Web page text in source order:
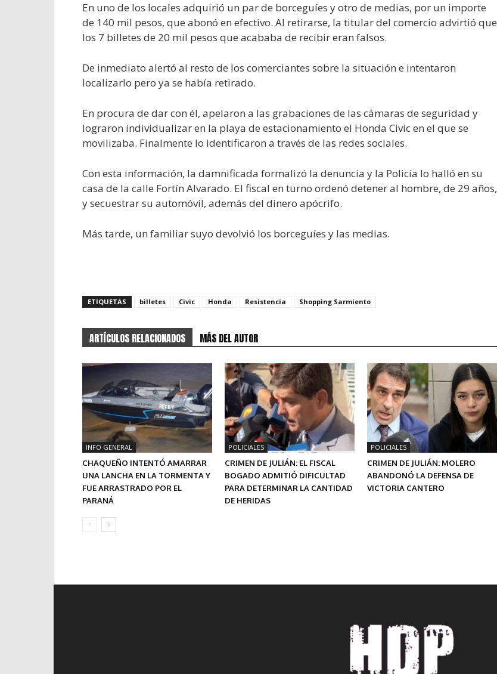
En uno de los locales adquirió un par de borceguíes y otro de medias, por un importe
de 140 mil pesos, que abonó en efectivo. Al retirarse, la titular del comercio advirtió que
los 7 billetes de 20 mil pesos que acababa de recibir eran falsos.
De inmediato alertó al resto de los comerciantes sobre la situación e intentaron
localizarlo pero ya se había retirado.
En procura de dar con él, apelaron a las grabaciones de las cámaras de seguridad y
lograron individualizar en la playa de estacionamiento el Honda Civic en el que se
movilizaba. Finalmente lo identificaron a través de las redes sociales.
Con esta información, la damnificada formalizó la denuncia y la Policía lo halló en su
casa de la calle Fortín Alvarado. El fiscal en turno ordenó detener al hombre, de 29 años,
y secuestrar su automóvil, además del dinero apócrifo.
Más tarde, un familiar suyo devolvió los borceguíes y las medias.
ETIQUETAS billetes Civic Honda Resistencia Shopping Sarmiento
ARTÍCULOS RELACIONADOS MÁS DEL AUTOR
INFO GENERAL
CHAQUEÑO INTENTÓ AMARRAR
UNA LANCHA EN LA TORMENTA Y
FUE ARRASTRADO POR EL
PARANÁ
POLICIALES
CRIMEN DE JULIÁN: EL FISCAL
BOGADO ADMITIÓ DIFICULTAD
PARA DETERMINAR LA CANTIDAD
DE HERIDAS
POLICIALES
CRIMEN DE JULIÁN: MOLERO
ABANDONÓ LA DEFENSA DE
VICTORIA CANTERO